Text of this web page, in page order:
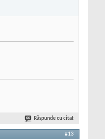
Răspunde cu citat
#13